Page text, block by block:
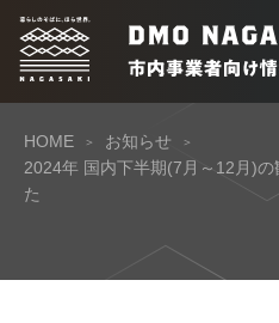
HOME
お知らせ
2024年 国内下半期(7月～12月)
た